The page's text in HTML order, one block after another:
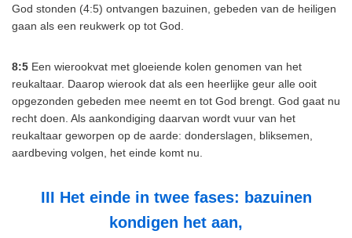
God stonden (4:5) ontvangen bazuinen, gebeden van de heiligen
gaan als een reukwerk op tot God.
8:5 Een wierookvat met gloeiende kolen genomen van het
reukaltaar. Daarop wierook dat als een heerlijke geur alle ooit
opgezonden gebeden mee neemt en tot God brengt. God gaat nu
recht doen. Als aankondiging daarvan wordt vuur van het
reukaltaar geworpen op de aarde: donderslagen, bliksemen,
aardbeving volgen, het einde komt nu.
III Het einde in twee fases: bazuinen
kondigen het aan,